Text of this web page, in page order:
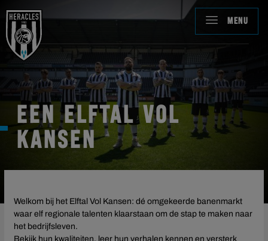
MENU
EEN ELFTAL VOL
KANSEN
Welkom bij het Elftal Vol Kansen: dé omgekeerde banenmarkt
waar elf regionale talenten klaarstaan om de stap te maken naar
het bedrijfsleven.
Bekijk hun kwaliteiten, leer hun verhalen kennen en versterk